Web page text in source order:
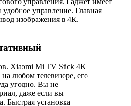
управления. Гаджет имеет
управление. Главная
изображения в 4К.
Xiaomi Mi TV Stick 4K
на любом телевизоре, его
угодно. Вы не
даже если вы
Быстрая установка